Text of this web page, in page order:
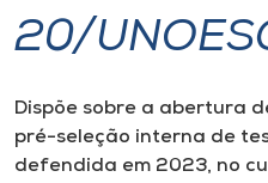
I.nova
Diplomados
20/
Dispõe sobre a abertura
pré-seleção interna de
defendida em 2023, no